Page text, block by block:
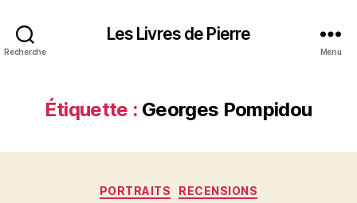
Recherche
Les Livres de Pierre
Menu
Étiquette : Georges Pompidou
Catégories
PORTRAITS RECENSIONS